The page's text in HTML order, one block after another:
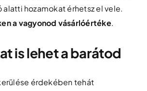
hozamokat érhetsz el vele.
a vagyonod vásárlóértéke.
is lehet a barátod
érdekében tehát